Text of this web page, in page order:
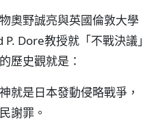
奧野誠亮與英國倫敦大學
Dore教授就「不戰決議」
歷史觀就是：
就是日本發動侵略戰爭，
謝罪。